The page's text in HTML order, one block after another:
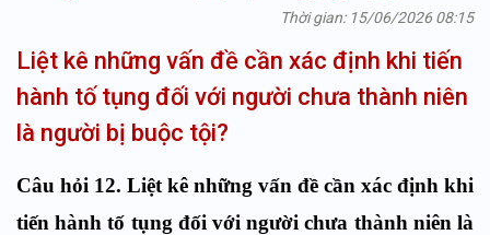
Thời gian: 15/06/2026 08:15
Liệt kê những vấn đề cần xác định khi tiến
hành tố tụng đối với người chưa thành niên
là người bị buộc tội?
Câu hỏi 12. Liệt kê những vấn đề cần xác định khi
tiến hành tố tụng đối với người chưa thành niên là